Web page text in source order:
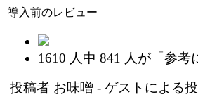
導入前のレビュー
1610 人中 841
人が「参考
投稿者 お味噌 - ゲストによる